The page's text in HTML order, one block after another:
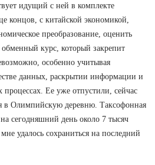
идущий с ней в комплекте
концов, с китайской экономикой,
преобразование, оценить
курс, который закрепит
особенно учитывая
данных, раскрытии информации и
процессах. Ее уже отпустили, сейчас
в Олимпийскую деревню. Таксофонная
сегодняшний день около 7 тысяч
удалось сохраниться на последний